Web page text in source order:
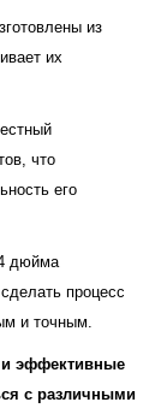
из
их
что
его
дюйма
процесс
и точным.
и эффективные
с различными